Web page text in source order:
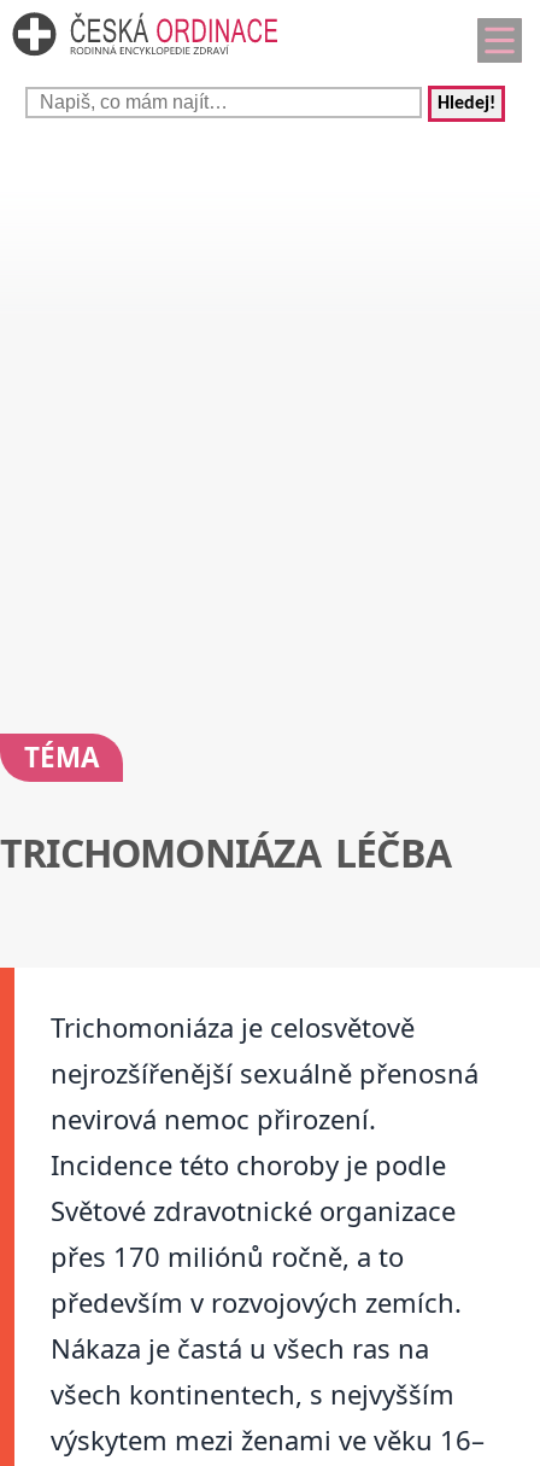
Hledej!
TÉMA
TRICHOMONIÁZA LÉČBA
Trichomoniáza je celosvětově
nejrozšířenější sexuálně přenosná
nevirová nemoc přirození.
Incidence této choroby je podle
Světové zdravotnické organizace
přes 170 miliónů ročně, a to
především v rozvojových zemích.
Nákaza je častá u všech ras na
všech kontinentech, s nejvyšším
výskytem mezi ženami ve věku 16–